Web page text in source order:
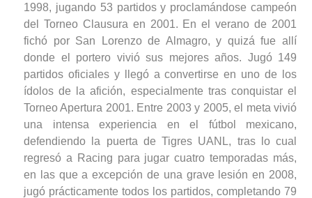
1998, jugando 53 partidos y proclamándose campeón
del Torneo Clausura en 2001. En el verano de 2001
fichó por San Lorenzo de Almagro, y quizá fue allí
donde el portero vivió sus mejores años. Jugó 149
partidos oficiales y llegó a convertirse en uno de los
ídolos de la afición, especialmente tras conquistar el
Torneo Apertura 2001. Entre 2003 y 2005, el meta vivió
una intensa experiencia en el fútbol mexicano,
defendiendo la puerta de Tigres UANL, tras lo cual
regresó a Racing para jugar cuatro temporadas más,
en las que a excepción de una grave lesión en 2008,
jugó prácticamente todos los partidos, completando 79